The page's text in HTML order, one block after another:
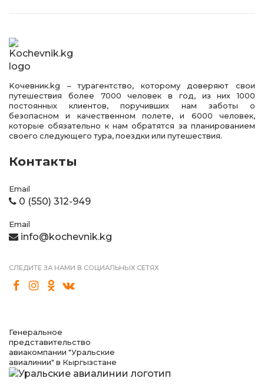
Kочевник.kg – турагентство, которому доверяют свои
путешествия более 7000 человек в год, из них 1000
постоянных клиентов, поручивших нам заботы о
безопасном и качественном полете, и 6000 человек,
которые обязательно к нам обратятся за планированием
своего следующего тура, поездки или путешествия.
Контакты
Email
0 (550) 312-949
Email
info@kochevnik.kg
СЛЕДИТЕ ЗА НАМИ В СОЦИАЛЬНЫХ СЕТЯХ
Генеральное
представительство
авиакомпании "Уральские
авиалинии" в Кыргызстане